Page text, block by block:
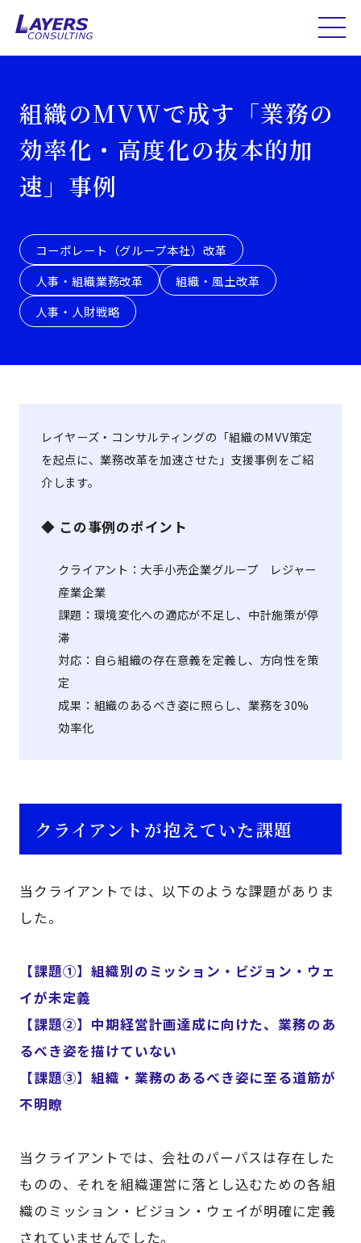
組織のMVWで成す「業務の
効率化・高度化の抜本的加
速」事例
コーポレート（グループ本社）改革
人事・組織業務改革
組織・風土改革
人事・人財戦略
レイヤーズ・コンサルティングの「組織のMVV策定
を起点に、業務改革を加速させた」支援事例をご紹
介します。
◆ この事例のポイント
クライアント：大手小売企業グループ レジャー
産業企業
課題：環境変化への適応が不足し、中計施策が停
滞
対応：自ら組織の存在意義を定義し、方向性を策
定
成果：組織のあるべき姿に照らし、業務を30%
効率化
クライアントが抱えていた課題
当クライアントでは、以下のような課題がありま
した。
【課題①】組織別のミッション・ビジョン・ウェ
イが未定義
【課題②】中期経営計画達成に向けた、業務のあ
るべき姿を描けていない
【課題③】組織・業務のあるべき姿に至る道筋が
不明瞭
当クライアントでは、会社のパーパスは存在した
ものの、それを組織運営に落とし込むための各組
織のミッション・ビジョン・ウェイが明確に定義
されていませんでした。